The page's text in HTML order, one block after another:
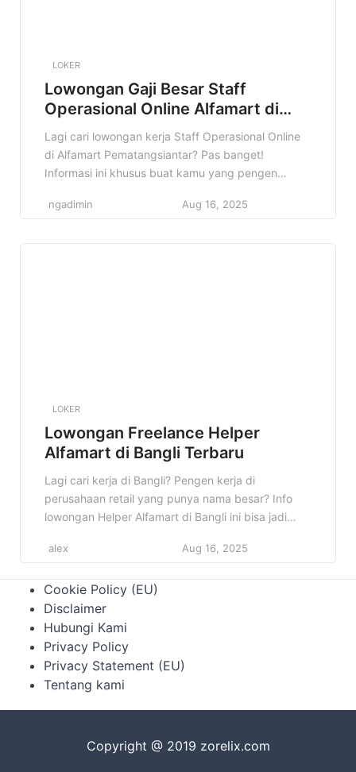
LOKER
Lowongan Gaji Besar Staff
Operasional Online Alfamart di
Kota Pematangsiantar Terbaru
Lagi cari lowongan kerja Staff Operasional Online
di Alfamart Pematangsiantar? Pas banget!
Informasi ini khusus buat kamu yang pengen
dunia digital. Alfamart lagi buka kesempatan emas
ngadimin Aug 16, 2025
LOKER
Lowongan Freelance Helper
Alfamart di Bangli Terbaru
Lagi cari kerja di Bangli? Pengen kerja di
perusahaan retail yang punya nama besar? Info
lowongan Helper Alfamart di Bangli ini bisa jadi
kesempatan emas untuk memulai karirmu. Jangan
ini, kita akan membahas semua detail tentang
lowongan Helper Alfamart di […]
alex Aug 16, 2025
Cookie Policy (EU)
Disclaimer
Hubungi Kami
Privacy Policy
Privacy Statement (EU)
Tentang kami
Copyright @ 2019 zorelix.com